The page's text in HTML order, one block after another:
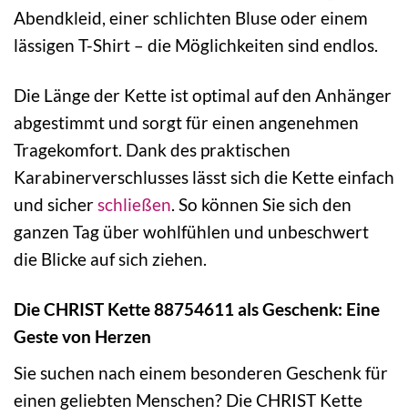
Abendkleid, einer schlichten Bluse oder einem
lässigen T-Shirt – die Möglichkeiten sind endlos.
Die Länge der Kette ist optimal auf den Anhänger
abgestimmt und sorgt für einen angenehmen
Tragekomfort. Dank des praktischen
Karabinerverschlusses lässt sich die Kette einfach
und sicherschließen. So können Sie sich den
ganzen Tag über wohlfühlen und unbeschwert
die Blicke auf sich ziehen.
Die CHRIST Kette 88754611 als Geschenk: Eine
Geste von Herzen
Sie suchen nach einem besonderen Geschenk für
einen geliebten Menschen? Die CHRIST Kette